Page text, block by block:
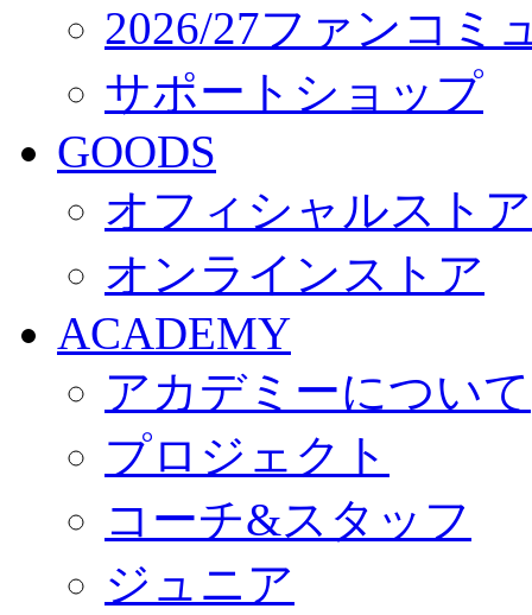
2026/27ファンコミ
サポートショップ
GOODS
オフィシャルスト
オンラインストア
ACADEMY
アカデミーについて
プロジェクト
コーチ&スタッフ
ジュニア